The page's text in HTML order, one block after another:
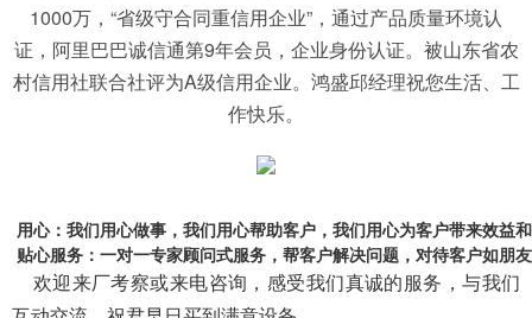
1000万，“省级守合同重信用企业”，通过产品质量环境认
证，阿里巴巴诚信通第9年会员，企业身份认证。被山东省农
村信用社联合社评为A级信用企业。鸿盛邱经理祝您生活、工
作快乐。
用心：我们用心做事，我们用心帮助客户，我们用心为客户带来效益
贴心服务：一对一专家顾问式服务，帮客户解决问题，对待客户如朋
欢迎来厂考察或来电咨询，感受我们真诚的服务，与我们